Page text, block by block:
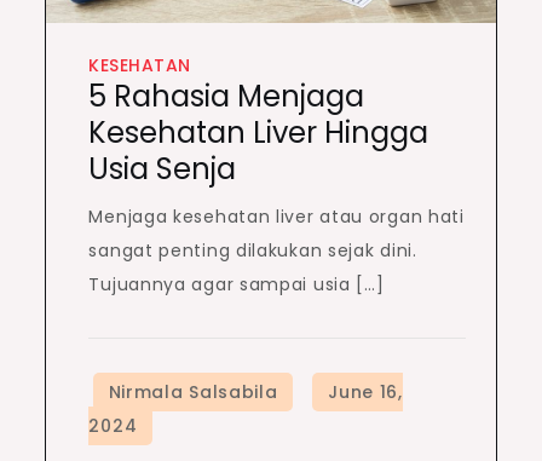
KESEHATAN
5 Rahasia Menjaga
Kesehatan Liver Hingga
Usia Senja
Menjaga kesehatan liver atau organ hati
sangat penting dilakukan sejak dini.
Tujuannya agar sampai usia […]